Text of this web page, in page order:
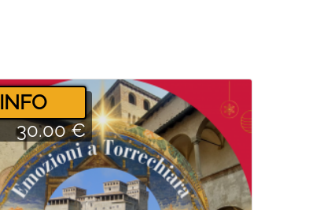
­INFO
30.00 €